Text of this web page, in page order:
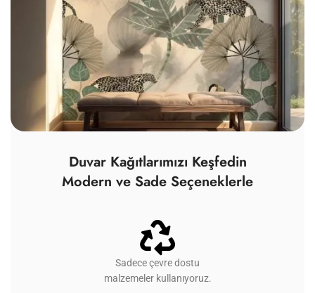
Duvar Kağıtlarımızı Keşfedin
Modern ve Sade Seçeneklerle
Sadece çevre dostu
malzemeler kullanıyoruz.